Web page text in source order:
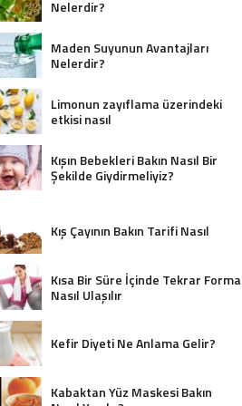
Nelerdir?
Maden Suyunun Avantajları
Nelerdir?
Limonun zayıflama üzerindeki
etkisi nasıl
Kışın Bebekleri Bakın Nasıl Bir
Şekilde Giydirmeliyiz?
Kış Çayının Bakın Tarifi Nasıl
Kısa Bir Süre İçinde Tekrar Forma
Nasıl Ulaşılır
Kefir Diyeti Ne Anlama Gelir?
Kabaktan Yüz Maskesi Bakın